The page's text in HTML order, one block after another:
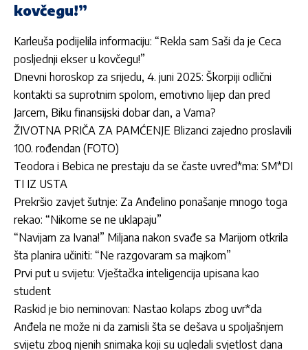
kovčegu!”
Karleuša podijelila informaciju: “Rekla sam Saši da je Ceca
posljednji ekser u kovčegu!”
Dnevni horoskop za srijedu, 4. juni 2025: Škorpiji odlični
kontakti sa suprotnim spolom, emotivno lijep dan pred
Jarcem, Biku finansijski dobar dan, a Vama?
ŽIVOTNA PRIČA ZA PAMĆENJE Blizanci zajedno proslavili
100. rođendan (FOTO)
Teodora i Bebica ne prestaju da se časte uvred*ma: SM*DI
TI IZ USTA
Prekršio zavjet šutnje: Za Anđelino ponašanje mnogo toga
rekao: “Nikome se ne uklapaju”
“Navijam za Ivana!” Miljana nakon svađe sa Marijom otkrila
šta planira učiniti: “Ne razgovaram sa majkom”
Prvi put u svijetu: Vještačka inteligencija upisana kao
student
Raskid je bio neminovan: Nastao kolaps zbog uvr*da
Anđela ne može ni da zamisli šta se dešava u spoljašnjem
svijetu zbog njenih snimaka koji su ugledali svjetlost dana